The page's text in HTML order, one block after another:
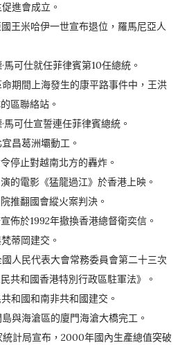
進會成立。
王米哈伊一世宣布退位，羅馬尼亞人
馬可仕就任菲律賓第10任總統。
期間上海發生的康平路事件中，王洪
區聯絡站。
馬可仕宣誓連任菲律賓總統。
昌葛洲壩動工。
停止對越南北方的轟炸。
的電影《猛龍過江》於香港上映。
推翻國會縱火案判決。
佈於1992年撤換香港總督衛奕信。
蒂岡建交。
人民代表大會常務委員會第二十三次
共和國香港特別行政區駐軍法》。
和國和南非共和國建交。
與海滄區的廈門海滄大橋完工。
計局宣布，2000年國內生產總值突破